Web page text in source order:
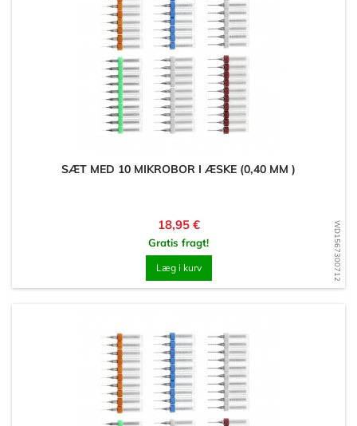
WD1567300712
SÆT MED 10 MIKROBOR I ÆSKE (0,40 MM )
Pris
18,95 €
Gratis fragt!
Læg i kurv